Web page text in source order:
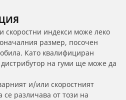
скоростни индекси може леко
размер, посочен
Като квалифициран
на гуми ще може да
и/или скоростният
се различава от този на